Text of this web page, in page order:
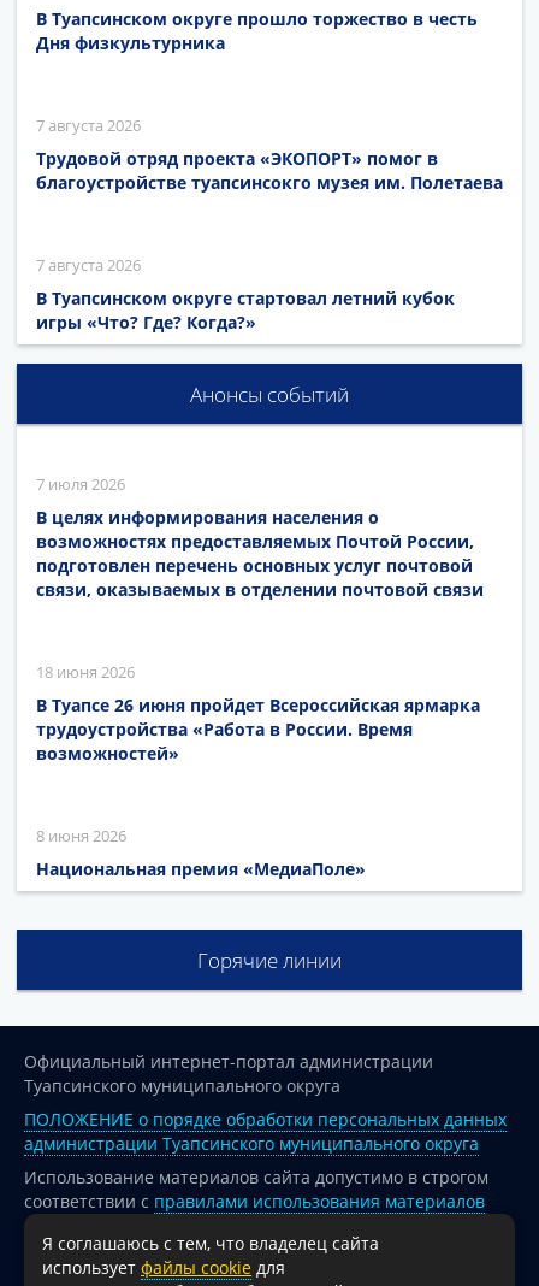
В Туапсинском округе прошло торжество в честь
Дня физкультурника
7 августа 2026
Трудовой отряд проекта «ЭКОПОРТ» помог в
благоустройстве туапсинсокго музея им. Полетаева
7 августа 2026
В Туапсинском округе стартовал летний кубок
игры «Что? Где? Когда?»
Анонсы событий
7 июля 2026
В целях информирования населения о
возможностях предоставляемых Почтой России,
подготовлен перечень основных услуг почтовой
связи, оказываемых в отделении почтовой связи
18 июня 2026
В Туапсе 26 июня пройдет Всероссийская ярмарка
трудоустройства «Работа в России. Время
возможностей»
8 июня 2026
Национальная премия «МедиаПоле»
Горячие линии
Официальный интернет-портал администрации
Туапсинского муниципального округа
ПОЛОЖЕНИЕ о порядке обработки персональных данных
администрации Туапсинского муниципального округа
Использование материалов сайта допустимо в строгом
соответствии с правилами использования материалов
опубликованных на сайте
При перепечатке и использовании информации ссылка
Я соглашаюсь с тем, что владелец сайта
использует файлы cookie для